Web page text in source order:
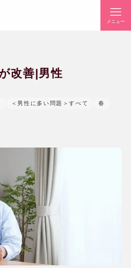
メニュー
改善|男性
＜男性に多い問題＞すべて
春